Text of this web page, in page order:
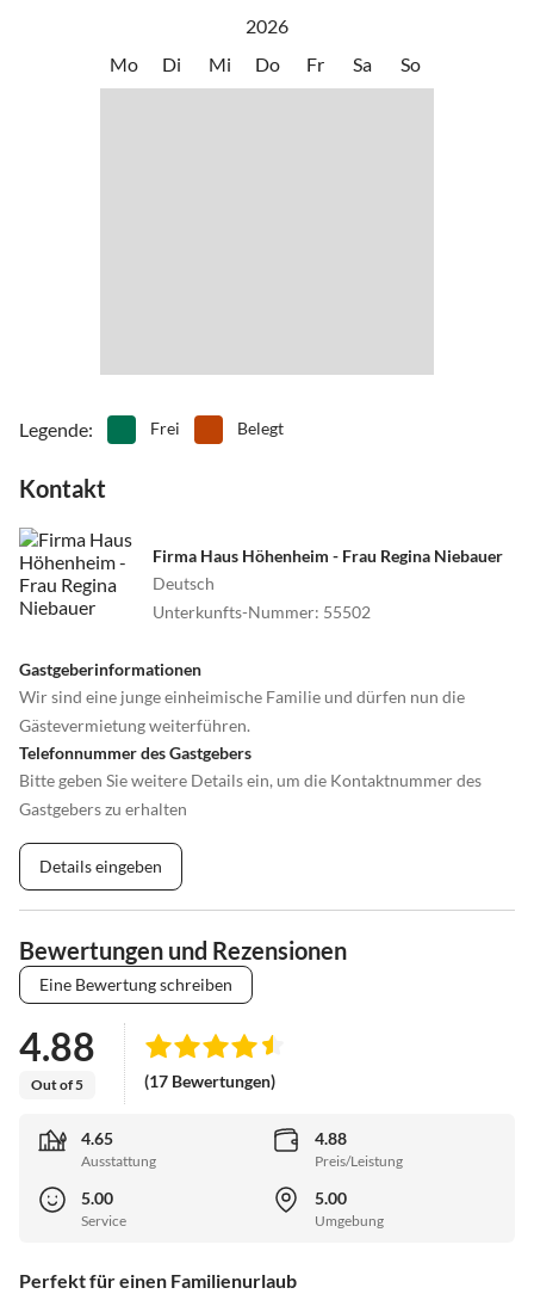
2026
Mo
Di Mi Do Fr Sa So
Legende: Frei Belegt
Kontakt
Firma Haus Höhenheim - Frau Regina Niebauer
Deutsch
Unterkunfts-Nummer: 55502
Gastgeberinformationen
Wir sind eine junge einheimische Familie und dürfen nun die
Gästevermietung weiterführen.
Telefonnummer des Gastgebers
Bitte geben Sie weitere Details ein, um die Kontaktnummer des
Gastgebers zu erhalten
Details eingeben
Bewertungen und Rezensionen
Eine Bewertung schreiben
4.88
Out of 5 (17 Bewertungen)
4.65
Ausstattung
4.88
Preis/Leistung
5.00
Service
5.00
Umgebung
Perfekt für einen Familienurlaub